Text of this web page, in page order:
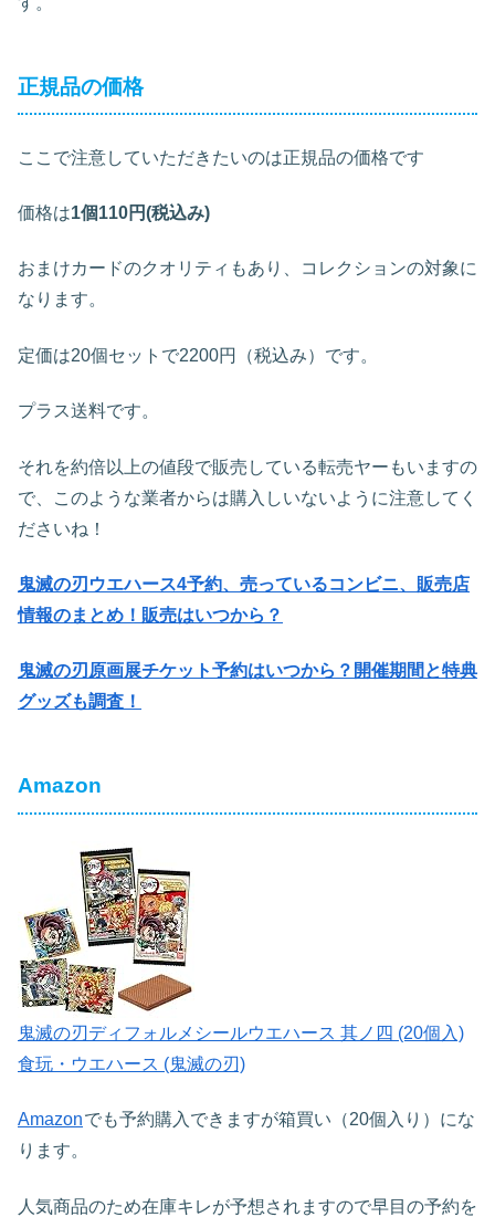
正規品の価格
ここで注意していただきたいのは正規品の価格です
価格は1個110円(税込み)
おまけカードのクオリティもあり、コレクションの対象に
なります。
定価は20個セットで2200円（税込み）です。
プラス送料です。
それを約倍以上の値段で販売している転売ヤーもいますの
で、このような業者からは購入しいないように注意してく
ださいね！
鬼滅の刃ウエハース4予約、売っているコンビニ、販売店
情報のまとめ！販売はいつから？
鬼滅の刃原画展チケット予約はいつから？開催期間と特典
グッズも調査！
Amazon
鬼滅の刃ディフォルメシールウエハース 其ノ四 (20個入)
食玩・ウエハース (鬼滅の刃)
Amazonでも予約購入できますが箱買い（20個入り）にな
ります。
人気商品のため在庫キレが予想されますので早目の予約を